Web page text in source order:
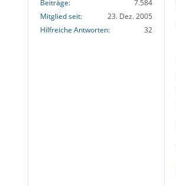
Beiträge
7.584
Mitglied seit
23. Dez. 2005
Hilfreiche Antworten
32